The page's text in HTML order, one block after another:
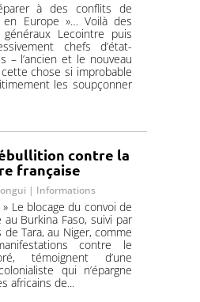
à des conflits de
Europe »… Voilà des
Lecointre puis
chefs d’état-
– l’ancien et le nouveau
chose si improbable
les soupçonner
contre la
française
| Informations
Le blocage du convoi de
Burkina Faso, suivi par
Tara, au Niger, comme
contre le
témoignent d’une
qui n’épargne
africains de...